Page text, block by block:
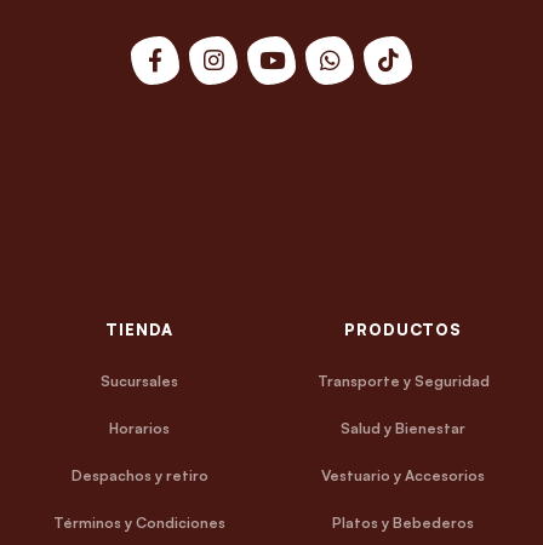
TIENDA
Sucursales
Horarios
Despachos y retiro
Términos y Condiciones
PRODUCTOS
Transporte y Seguridad
Salud y Bienestar
Vestuario y Accesorios
Platos y Bebederos